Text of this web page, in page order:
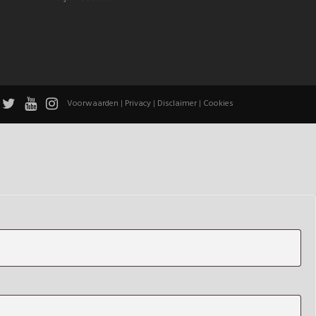
Voorwaarden | Privacy | Disclaimer | Cookies